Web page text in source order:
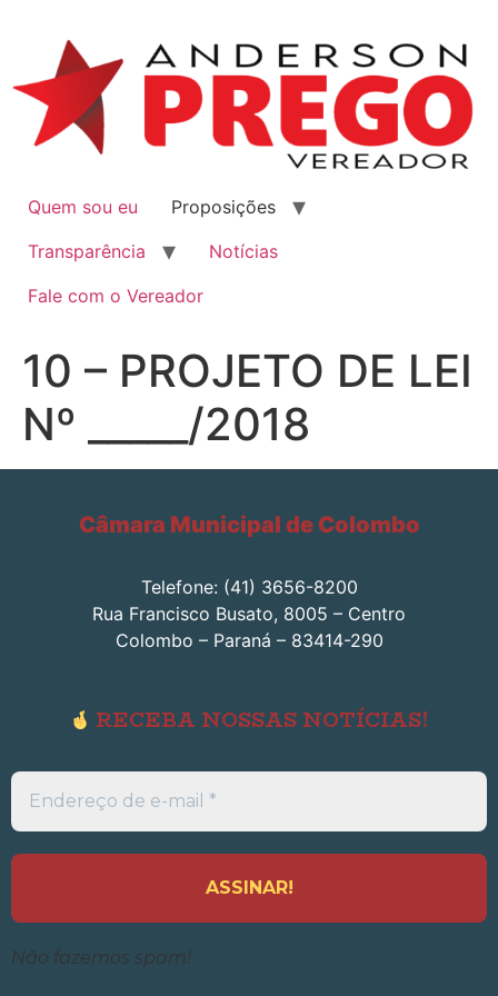
Quem sou eu
Proposições
Transparência
Notícias
Fale com o Vereador
10 – PROJETO DE LEI
Nº _____/2018
Câmara Municipal de Colombo
Telefone: (41) 3656-8200
Rua Francisco Busato, 8005 – Centro
Colombo – Paraná – 83414-290
RECEBA NOSSAS NOTÍCIAS!
Endereço
de
e-
*
Não fazemos spam!